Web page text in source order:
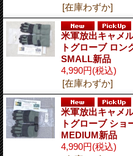
[在庫わずか]
米軍放出キャメ
トグローブ ロン
SMALL新品
4,990円(税込)
[在庫わずか]
米軍放出キャメ
トグローブ ショ
MEDIUM新品
4,990円(税込)